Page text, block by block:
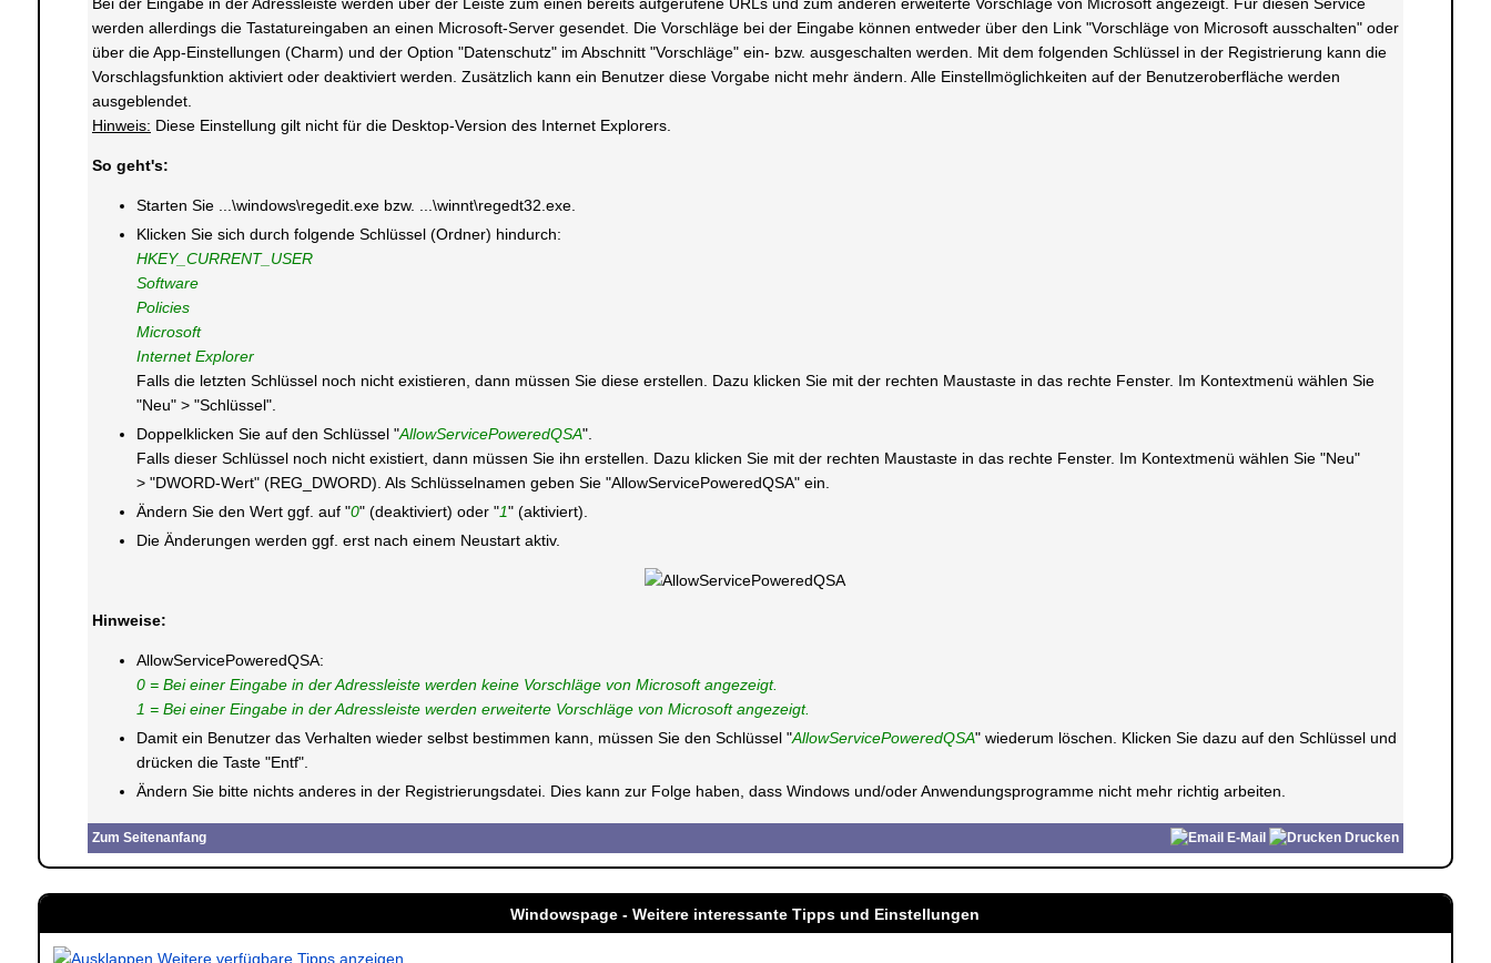
werden allerdings die Tastatureingaben an einen Microsoft-Server gesendet. Die Vorschläge bei der Eingabe können entweder über den Link "Vorschläge von Microsoft ausschalten" oder
über die App-Einstellungen (Charm) und der Option "Datenschutz" im Abschnitt "Vorschläge" ein- bzw. ausgeschalten werden. Mit dem folgenden Schlüssel in der Registrierung kann die
Vorschlagsfunktion aktiviert oder deaktiviert werden. Zusätzlich kann ein Benutzer diese Vorgabe nicht mehr ändern. Alle Einstellmöglichkeiten auf der Benutzeroberfläche werden
ausgeblendet.
Hinweis: Diese Einstellung gilt nicht für die Desktop-Version des Internet Explorers.
So geht's:
Starten Sie ...\windows\regedit.exe bzw. ...\winnt\regedt32.exe.
Klicken Sie sich durch folgende Schlüssel (Ordner) hindurch:
HKEY_CURRENT_USER
Software
Policies
Microsoft
Internet Explorer
Falls die letzten Schlüssel noch nicht existieren, dann müssen Sie diese erstellen. Dazu klicken Sie mit der rechten Maustaste in das rechte Fenster. Im Kontextmenü wählen Sie
"Neu" > "Schlüssel".
Doppelklicken Sie auf den Schlüssel "AllowServicePoweredQSA".
Falls dieser Schlüssel noch nicht existiert, dann müssen Sie ihn erstellen. Dazu klicken Sie mit der rechten Maustaste in das rechte Fenster. Im Kontextmenü wählen Sie "Neu"
> "DWORD-Wert" (REG_DWORD). Als Schlüsselnamen geben Sie "AllowServicePoweredQSA" ein.
Ändern Sie den Wert ggf. auf "0" (deaktiviert) oder "1" (aktiviert).
Die Änderungen werden ggf. erst nach einem Neustart aktiv.
Hinweise:
AllowServicePoweredQSA:
0 = Bei einer Eingabe in der Adressleiste werden keine Vorschläge von Microsoft angezeigt.
1 = Bei einer Eingabe in der Adressleiste werden erweiterte Vorschläge von Microsoft angezeigt.
Damit ein Benutzer das Verhalten wieder selbst bestimmen kann, müssen Sie den Schlüssel "AllowServicePoweredQSA" wiederum löschen. Klicken Sie dazu auf den Schlüssel und
drücken die Taste "Entf".
Ändern Sie bitte nichts anderes in der Registrierungsdatei. Dies kann zur Folge haben, dass Windows und/oder Anwendungsprogramme nicht mehr richtig arbeiten.
Zum Seitenanfang E-Mail Drucken
Windowspage - Weitere interessante Tipps und Einstellungen
Weitere verfügbare Tipps anzeigen